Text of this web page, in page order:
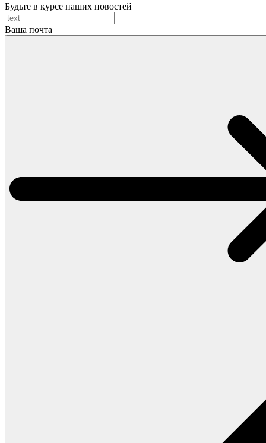
Будьте в курсе наших новостей
Ваша почта